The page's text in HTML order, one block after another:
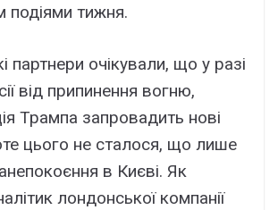
подіями тижня.
партнери очікували, що у разі
від припинення вогню,
Трампа запровадить нові
цього не сталося, що лише
в Києві. Як
лондонської компанії